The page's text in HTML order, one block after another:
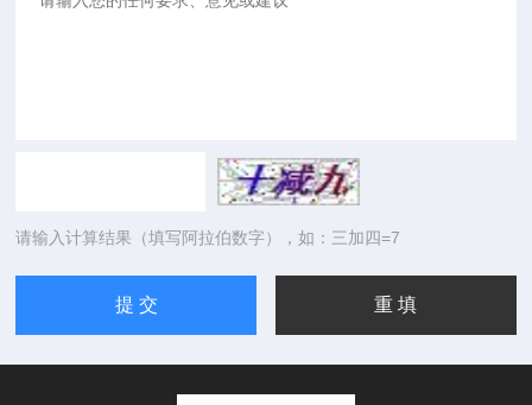
请输入计算结果（填写阿拉伯数字），如：三加四=7